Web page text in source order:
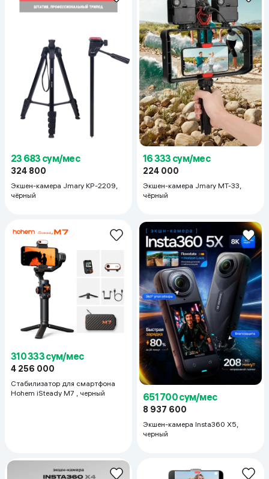
23 683 сум/мес
324 800
Экшен-камера Jmary KP-2209,
чёрный
16 333 сум/мес
224 000
Экшен-камера Jmary MT-33,
чёрный
310 333 сум/мес
4 256 000
Стабилизатор для смартфона
Hohem iSteady M7 , черный
651 700 сум/мес
8 937 600
Экшен-камера Insta360 X5,
черный